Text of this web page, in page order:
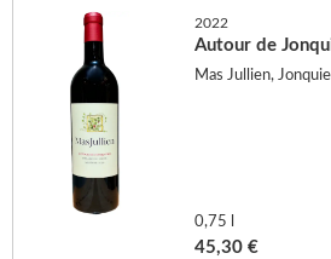
2022
Autour de
Mas Jullien,
0,75 l
45,30 €